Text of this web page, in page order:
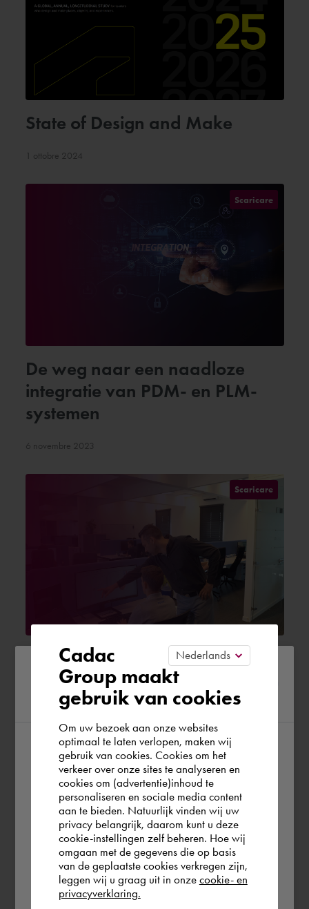
State of Design and Make
1 ottobre 2024
Scaricare
De weg naar een naadloze
integratie van PDM- en PLM-
systemen
6 novembre 2023
Scaricare
Hysopt BIM Syncer | De Digitale
Brug | Breng HVAC en BIM
samen
6 novembre 2023
Please confirm your current
region
According to us you are situated in Rest of
the world. Please confirm in which country
you wish to shop.
Italia Rest of the world
Cadac
Group maakt
gebruik van cookies
Om uw bezoek aan onze websites
optimaal te laten verlopen, maken wij
gebruik van cookies. Cookies om het
verkeer over onze sites te analyseren en
cookies om (advertentie)inhoud te
personaliseren en sociale media content
aan te bieden. Natuurlijk vinden wij uw
privacy belangrijk, daarom kunt u deze
cookie-instellingen zelf beheren. Hoe wij
omgaan met de gegevens die op basis
van de geplaatste cookies verkregen zijn,
leggen wij u graag uit in onze cookie- en
privacyverklaring.